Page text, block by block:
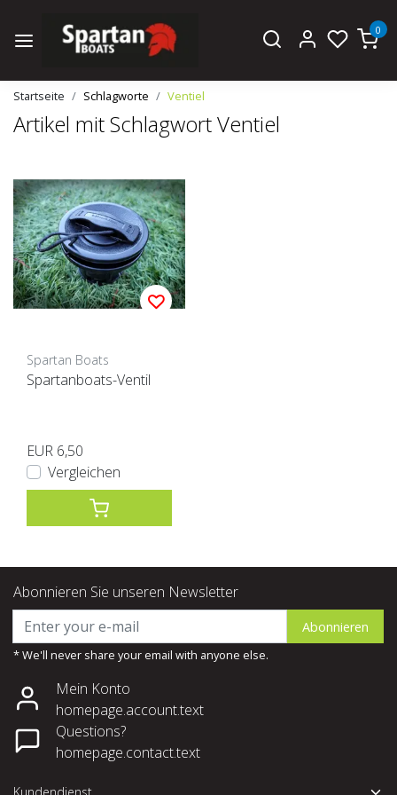
0
Startseite Schlagworte Ventiel
Artikel mit Schlagwort Ventiel
Spartan Boats
Spartanboats-Ventil
EUR 6,50
Vergleichen
Abonnieren Sie unseren Newsletter
Abonnieren
* We'll never share your email with anyone else.
Mein Konto
homepage.account.text
Questions?
homepage.contact.text